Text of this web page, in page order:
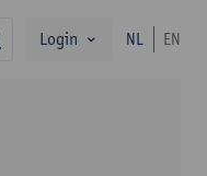
zoekLogin NL EN